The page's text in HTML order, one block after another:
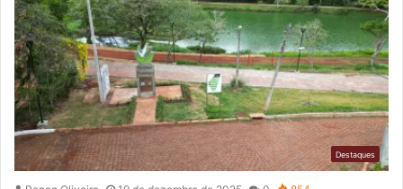
Destaques